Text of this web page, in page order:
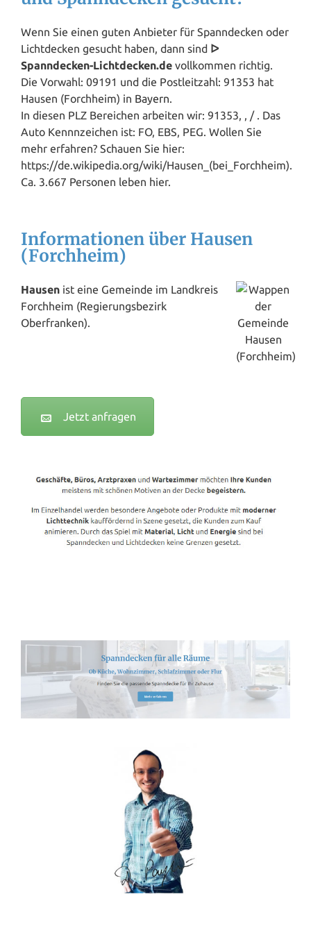
Wenn Sie einen guten Anbieter für Spanndecken oder
Lichtdecken gesucht haben, dann sind ᐅ
Spanndecken-Lichtdecken.de vollkommen richtig.
Die Vorwahl: 09191 und die Postleitzahl: 91353 hat
Hausen (Forchheim) in Bayern.
In diesen PLZ Bereichen arbeiten wir: 91353, , / . Das
Auto Kennnzeichen ist: FO, EBS, PEG. Wollen Sie
mehr erfahren? Schauen Sie hier:
https://de.wikipedia.org/wiki/Hausen_(bei_Forchheim).
Ca. 3.667 Personen leben hier.
Informationen über Hausen
(Forchheim)
Hausen ist eine Gemeinde im Landkreis
Forchheim (Regierungsbezirk
Oberfranken).
Jetzt anfragen